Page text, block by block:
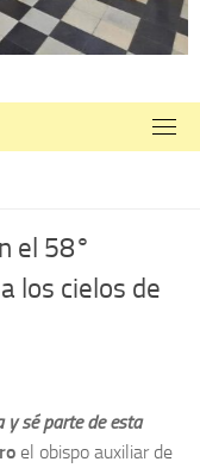
el 58°
los cielos de
y sé parte de esta
el obispo auxiliar de